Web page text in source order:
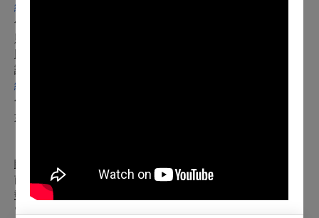
網站
勾選項目1，填寫訂單資料辦理。申請的退票如符合退票規
則，將於3個工作日內執行退票作業。
請至
網站
勾選項目2，填寫訂單資料並附上存摺照片辦理，申請的退票
如符合退票規則，將於3個工作日內執行退票作業。
臨櫃退票
南、高雄四大服務處辦理。
郵寄退票
電話等聯絡資訊於退票期限前（郵戳為憑），掛號郵寄至